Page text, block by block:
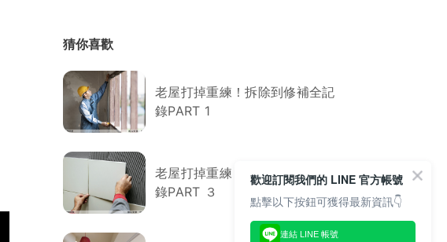
猜你喜歡
老屋打掉重練！拆除到修補全記
錄PART 1
老屋打掉重練！拆除到修補全記
錄PART ３
歡迎訂閱我們的 LINE 官方帳號
點擊以下按鈕可獲得最新資訊👇
連結 LINE 帳號